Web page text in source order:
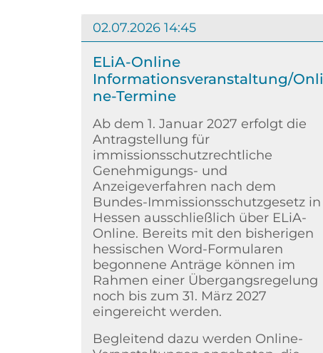
02.07.2026 14:45
ELiA-Online
Informationsveranstaltung/Onli
ne-Termine
Ab dem 1. Januar 2027 erfolgt die
Antragstellung für
immissionsschutzrechtliche
Genehmigungs- und
Anzeigeverfahren nach dem
Bundes-Immissionsschutzgesetz in
Hessen ausschließlich über ELiA-
Online. Bereits mit den bisherigen
hessischen Word-Formularen
begonnene Anträge können im
Rahmen einer Übergangsregelung
noch bis zum 31. März 2027
eingereicht werden.
Begleitend dazu werden Online-